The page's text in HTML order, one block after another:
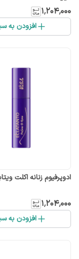
۱٬۲۰۴٬۰۰۰
افزودن به
ادوپرفیوم زنانه اکلت ویتابلا 30
۱٬۲۰۴٬۰۰۰
افزودن به